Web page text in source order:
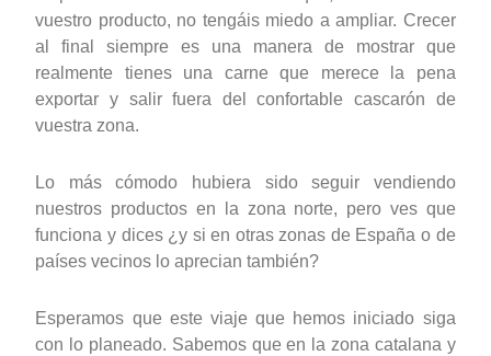
vuestro producto, no tengáis miedo a ampliar. Crecer
al final siempre es una manera de mostrar que
realmente tienes una carne que merece la pena
exportar y salir fuera del confortable cascarón de
vuestra zona.
Lo más cómodo hubiera sido seguir vendiendo
nuestros productos en la zona norte, pero ves que
funciona y dices ¿y si en otras zonas de España o de
países vecinos lo aprecian también?
Esperamos que este viaje que hemos iniciado siga
con lo planeado. Sabemos que en la zona catalana y